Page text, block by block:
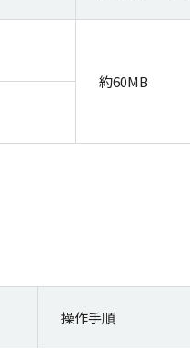
約60MB
操作手順